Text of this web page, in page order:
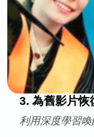
3. 為舊影片恢
利用深度學習